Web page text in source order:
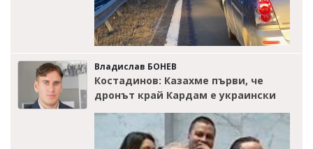
Владислав БОНЕВ
Костадинов: Казахме първи, че
дронът край Кардам е украински